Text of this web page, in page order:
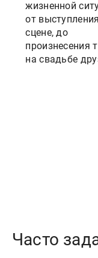
жизненной
от
сцене, до
произнесения
на свадьбе
Часто